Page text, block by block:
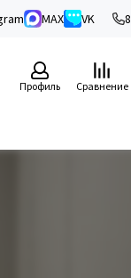
MAX VK
Профиль Сравнение